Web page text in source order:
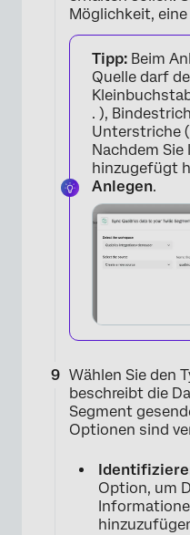
Möglichkeit,
Tipp: Beim
Quelle darf
. ),
Unterstriche
Nachdem Sie
hinzugefügt
Anlegen.
Wählen Sie den
beschreibt die
Segment
Optionen sind
Option, um